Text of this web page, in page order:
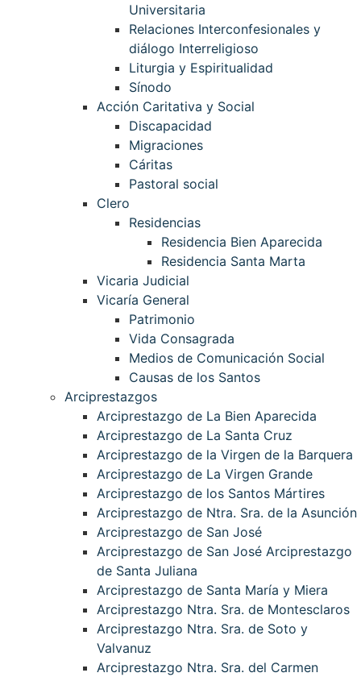
Universitaria
Relaciones Interconfesionales y
diálogo Interreligioso
Liturgia y Espiritualidad
Sínodo
Acción Caritativa y Social
Discapacidad
Migraciones
Cáritas
Pastoral social
Clero
Residencias
Residencia Bien Aparecida
Residencia Santa Marta
Vicaria Judicial
Vicaría General
Patrimonio
Vida Consagrada
Medios de Comunicación Social
Causas de los Santos
Arciprestazgos
Arciprestazgo de La Bien Aparecida
Arciprestazgo de La Santa Cruz
Arciprestazgo de la Virgen de la Barquera
Arciprestazgo de La Virgen Grande
Arciprestazgo de los Santos Mártires
Arciprestazgo de Ntra. Sra. de la Asunción
Arciprestazgo de San José
Arciprestazgo de San José Arciprestazgo
de Santa Juliana
Arciprestazgo de Santa María y Miera
Arciprestazgo Ntra. Sra. de Montesclaros
Arciprestazgo Ntra. Sra. de Soto y
Valvanuz
Arciprestazgo Ntra. Sra. del Carmen